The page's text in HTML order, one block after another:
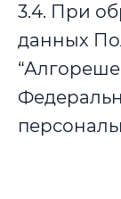
3.4. При
данных